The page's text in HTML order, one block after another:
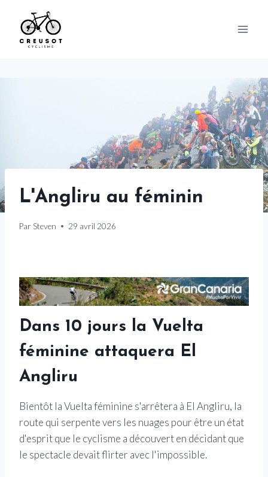
content
L'Angliru au féminin
Par Steven 29 avril 2026
Dans 10 jours la Vuelta
féminine attaquera El
Angliru
Bientôt la Vuelta féminine s'arrêtera à El Angliru, la
route qui serpente vers les nuages ​​pour être un état
d'esprit que le cyclisme a découvert en décidant que
le spectacle devait flirter avec l'impossible.